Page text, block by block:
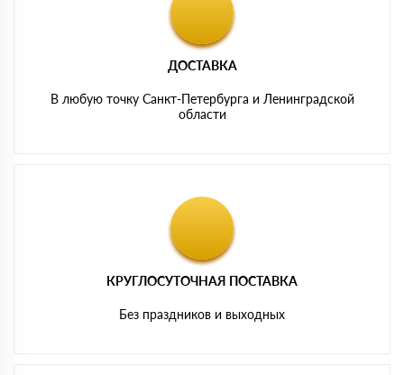
ДОСТАВКА
В любую точку Санкт-Петербурга и Ленинградской
области
КРУГЛОСУТОЧНАЯ ПОСТАВКА
Без праздников и выходных